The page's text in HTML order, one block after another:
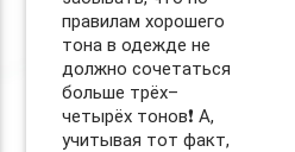
правилам хорошего
тона в одежде не
должно сочетаться
больше трёх–
четырёх тонов❗️ А,
учитывая тот факт,